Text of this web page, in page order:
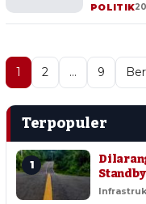
POLITIK
1 2 … 9
Terpopuler
1